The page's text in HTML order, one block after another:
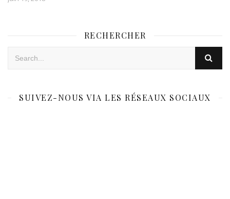
RECHERCHER
SUIVEZ-NOUS VIA LES RÉSEAUX SOCIAUX